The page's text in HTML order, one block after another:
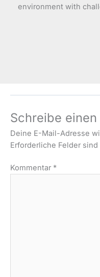
environment with
Schreibe
Deine E-Mail-Adresse
Erforderliche Felder sind
Kommentar *